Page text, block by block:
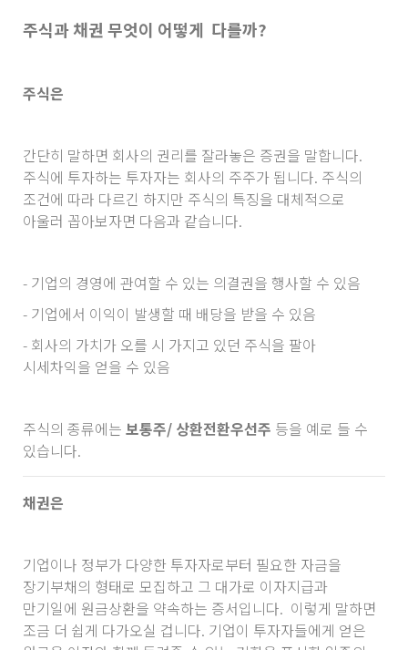
주식과 채권 무엇이 어떻게 다를까?
주식은
간단히 말하면 회사의 권리를 잘라놓은 증권을 말합니다.
주식에 투자하는 투자자는 회사의 주주가 됩니다. 주식의
조건에 따라 다르긴 하지만 주식의 특징을 대체적으로
아울러 꼽아보자면 다음과 같습니다.
- 기업의 경영에 관여할 수 있는 의결권을 행사할 수 있음
- 기업에서 이익이 발생할 때 배당을 받을 수 있음
- 회사의 가치가 오를 시 가지고 있던 주식을 팔아
시세차익을 얻을 수 있음
주식의 종류에는 보통주/ 상환전환우선주 등을 예로 들 수
있습니다.
채권은
기업이나 정부가 다양한 투자자로부터 필요한 자금을
장기부채의 형태로 모집하고 그 대가로 이자지급과
만기일에 원금상환을 약속하는 증서입니다. 이렇게 말하면
조금 더 쉽게 다가오실 겁니다. 기업이 투자자들에게 얻은